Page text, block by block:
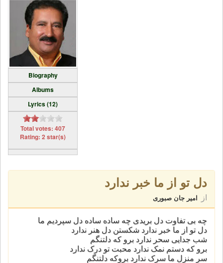
Biography
Albums
Lyrics (12)
Total votes: 407
Rating: 2 star(s)
دل تو از ما خبر ندارد
از امیر جان صبوری
چه بی تفاوت دل بریدی چه ساده ساده دل سپردیم ما
دل تو از ما خبر ندارد شکستن دل هنر ندارد
شب جدایی سحر ندارد برو که دلتنگم
برو که دستم نمک ندارد محبت تو درک ندارد
سر منزل ما سرک ندارد بروکه دلتنگم